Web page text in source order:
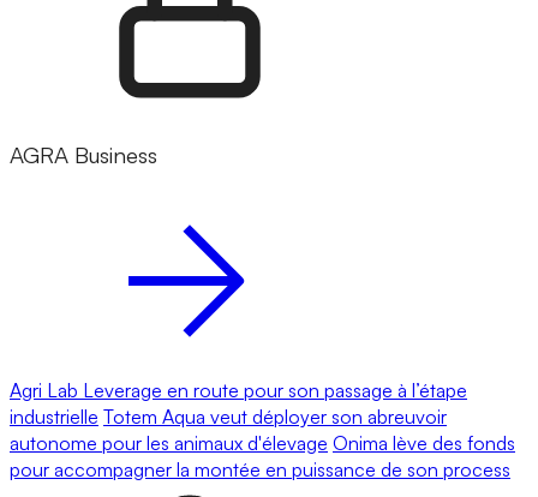
AGRA Business
Agri Lab Leverage en route pour son passage à l’étape
industrielle Totem Aqua veut déployer son abreuvoir
autonome pour les animaux d'élevage Onima lève des fonds
pour accompagner la montée en puissance de son process